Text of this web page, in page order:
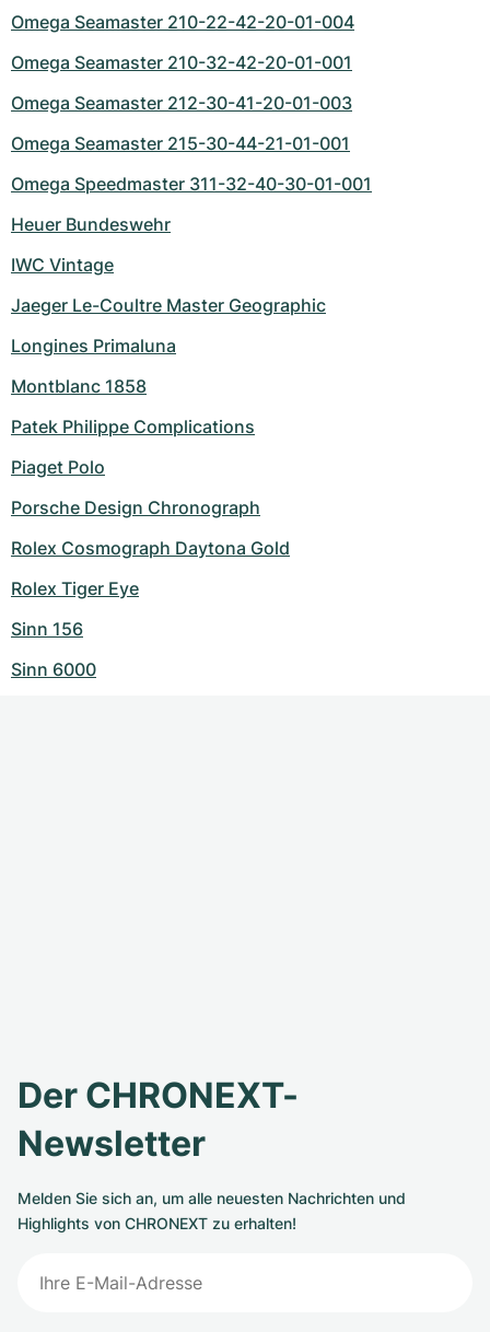
Omega Seamaster 210-22-42-20-01-004
Omega Seamaster 210-32-42-20-01-001
Omega Seamaster 212-30-41-20-01-003
Omega Seamaster 215-30-44-21-01-001
Omega Speedmaster 311-32-40-30-01-001
Heuer Bundeswehr
IWC Vintage
Jaeger Le-Coultre Master Geographic
Longines Primaluna
Montblanc 1858
Patek Philippe Complications
Piaget Polo
Porsche Design Chronograph
Rolex Cosmograph Daytona Gold
Rolex Tiger Eye
Sinn 156
Sinn 6000
Der CHRONEXT-
Newsletter
Melden Sie sich an, um alle neuesten Nachrichten und
Highlights von CHRONEXT zu erhalten!